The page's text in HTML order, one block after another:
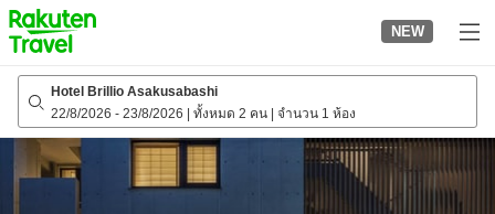
to
top
page
NEW
Hotel Brillio Asakusabashi
22/8/2026 - 23/8/2026 ทั้งหมด 2 คน จำนวน 1 ห้อง